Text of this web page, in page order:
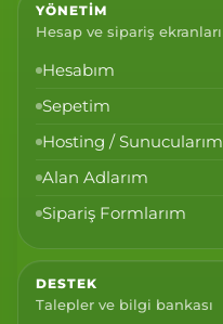
YÖNETIM
Hesap ve sipariş ekranları
Hesabım
Sepetim
Hosting / Sunucularım
Alan Adlarım
Sipariş Formlarım
DESTEK
Talepler ve bilgi bankası